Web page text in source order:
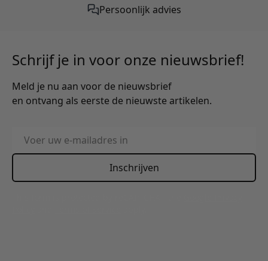
Persoonlijk advies
Schrijf je in voor onze nieuwsbrief!
Meld je nu aan voor de nieuwsbrief
en ontvang als eerste de nieuwste artikelen.
E-mailadres
Inschrijven